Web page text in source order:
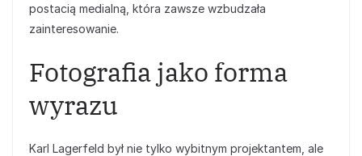
postacią medialną, która zawsze wzbudzała
zainteresowanie.
Fotografia jako forma
wyrazu
Karl Lagerfeld był nie tylko wybitnym projektantem, ale